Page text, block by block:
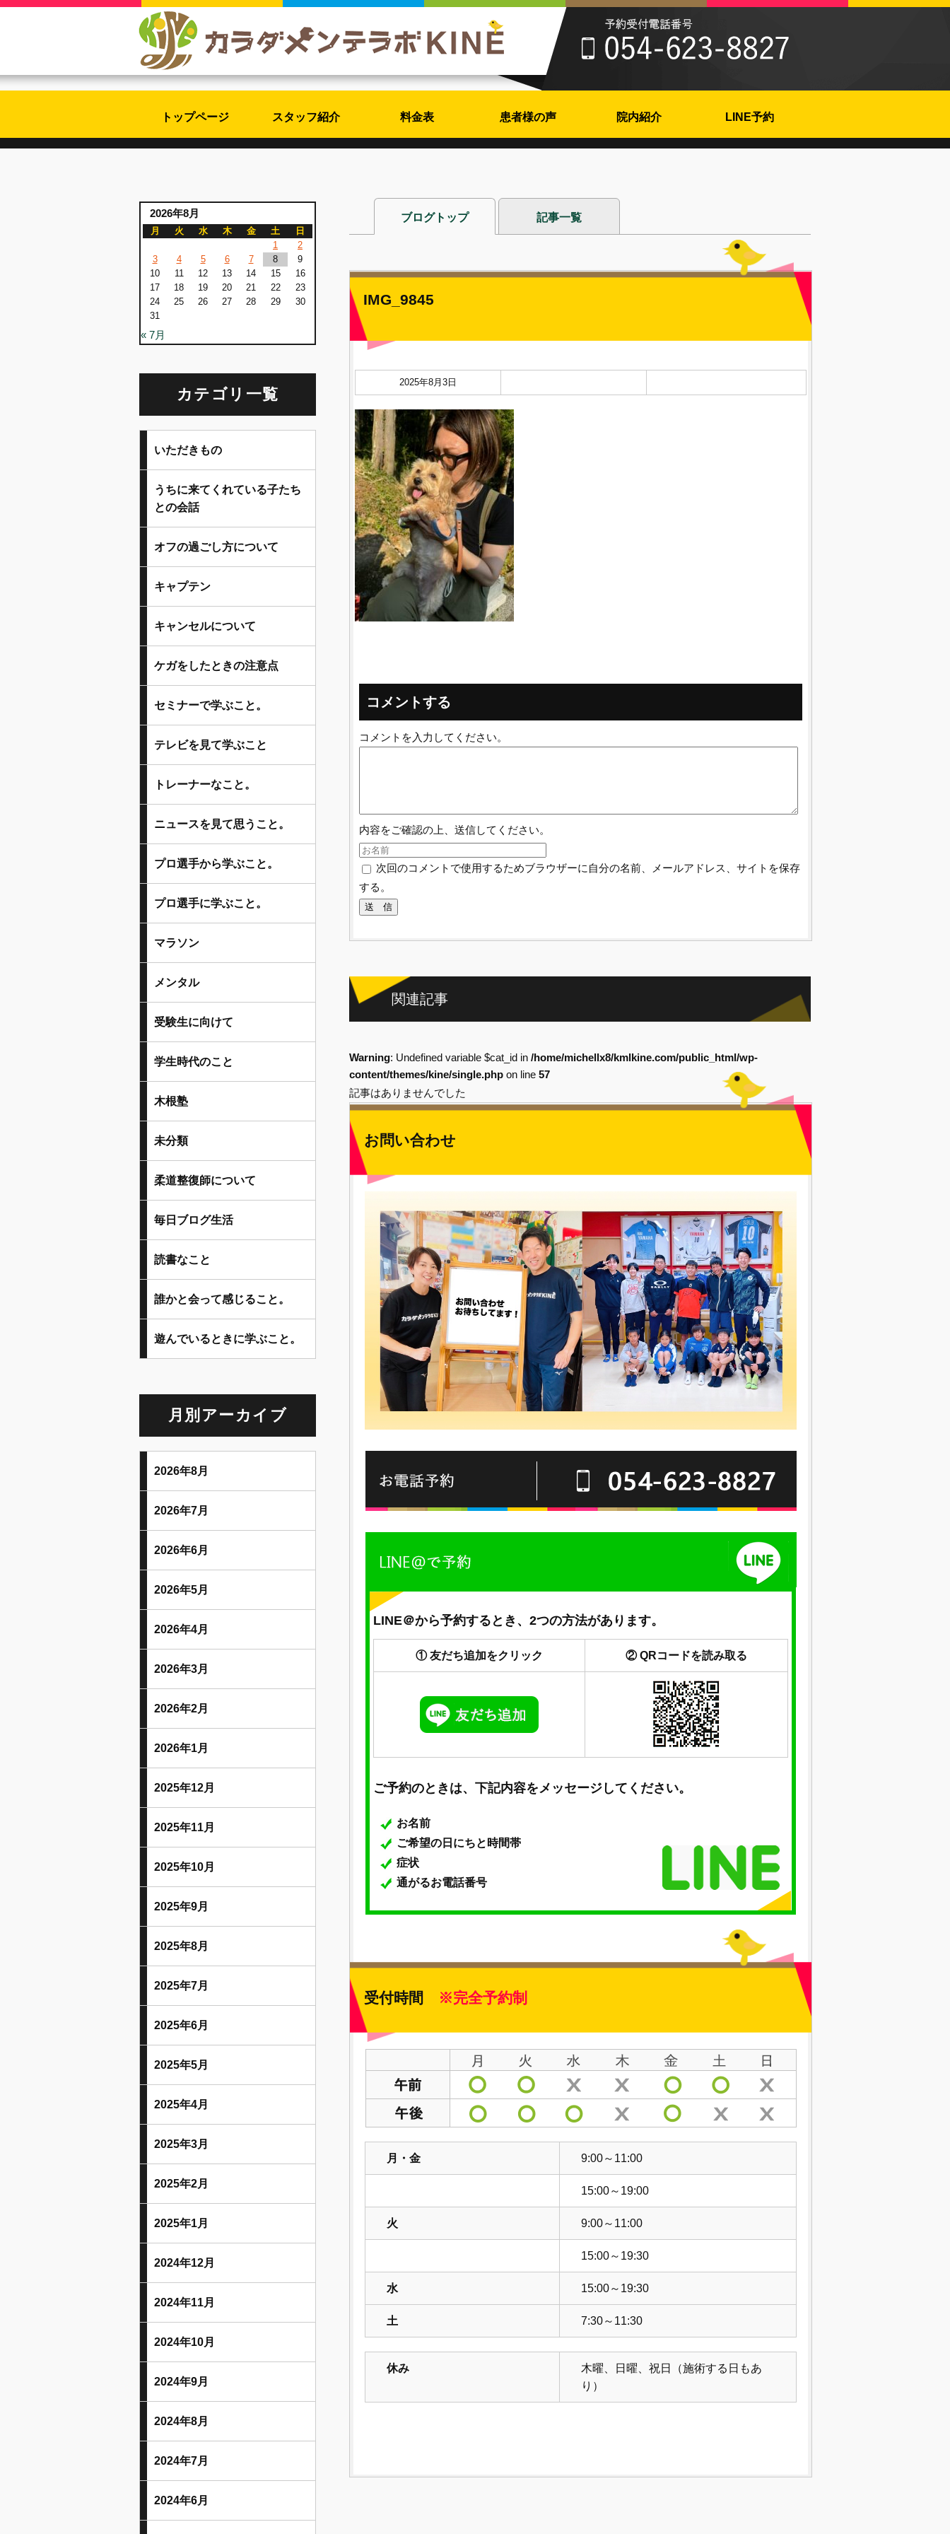
トップページ スタッフ紹介 料金表 患者様の声 院内紹介 LINE予約
ブログトップ 記事一覧
IMG_9845
2025年8月3日
コメントする
コメントを入力してください。
内容をご確認の上、送信してください。
次回のコメントで使用するためブラウザーに自分の名前、メールアドレス、サイトを保存
する。
関連記事
Warning: Undefined variable $cat_id in /home/michellx8/kmlkine.com/public_html/wp-
content/themes/kine/single.php on line 57
記事はありませんでした
お問い合わせ
LINE＠から予約するとき、2つの方法があります。
① 友だち追加をクリック ② QRコードを読み取る
ご予約のときは、下記内容をメッセージしてください。
お名前
ご希望の日にちと時間帯
症状
通がるお電話番号
受付時間 ※完全予約制
月・金 9:00～11:00
15:00～19:00
火 9:00～11:00
15:00～19:30
水 15:00～19:30
土 7:30～11:30
休み
木曜、日曜、祝日（施術する日もあ
り）
2026年8月
月 火 水 木 金 土
日
1
2
3
4 5 6 7 8
9
10
11 12 13 14 15
16
17
18 19 20 21 22
23
24
25 26 27 28 29
30
31
« 7月
カテゴリ一覧
いただきもの
うちに来てくれている子たち
との会話
オフの過ごし方について
キャプテン
キャンセルについて
ケガをしたときの注意点
セミナーで学ぶこと。
テレビを見て学ぶこと
トレーナーなこと。
ニュースを見て思うこと。
プロ選手から学ぶこと。
プロ選手に学ぶこと。
マラソン
メンタル
受験生に向けて
学生時代のこと
木根塾
未分類
柔道整復師について
毎日ブログ生活
読書なこと
誰かと会って感じること。
遊んでいるときに学ぶこと。
月別アーカイブ
2026年8月
2026年7月
2026年6月
2026年5月
2026年4月
2026年3月
2026年2月
2026年1月
2025年12月
2025年11月
2025年10月
2025年9月
2025年8月
2025年7月
2025年6月
2025年5月
2025年4月
2025年3月
2025年2月
2025年1月
2024年12月
2024年11月
2024年10月
2024年9月
2024年8月
2024年7月
2024年6月